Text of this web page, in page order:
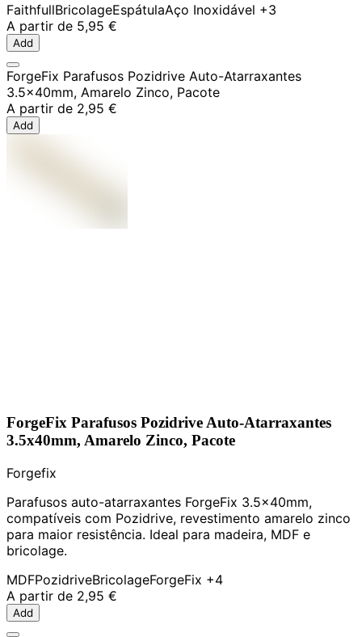
FaithfullBricolageEspátulaAço Inoxidável +3
A partir de 5,95 €
Add
ForgeFix Parafusos Pozidrive Auto-Atarraxantes
3.5x40mm, Amarelo Zinco, Pacote
A partir de 2,95 €
Add
ForgeFix Parafusos Pozidrive Auto-Atarraxantes
3.5x40mm, Amarelo Zinco, Pacote
Forgefix
Parafusos auto-atarraxantes ForgeFix 3.5x40mm,
compatíveis com Pozidrive, revestimento amarelo zinco
para maior resistência. Ideal para madeira, MDF e
bricolage.
MDFPozidriveBricolageForgeFix +4
A partir de 2,95 €
Add